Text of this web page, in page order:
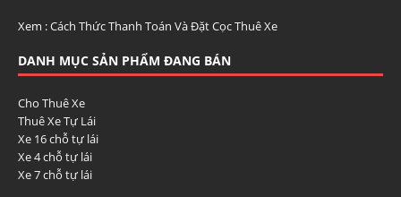
Xem :Cách Thức Thanh Toán Và Đặt Cọc Thuê Xe
DANH MỤC SẢN PHẨM ĐANG BÁN
Cho Thuê Xe
Thuê Xe Tự Lái
Xe 16 chỗ tự lái
Xe 4 chỗ tự lái
Xe 7 chỗ tự lái